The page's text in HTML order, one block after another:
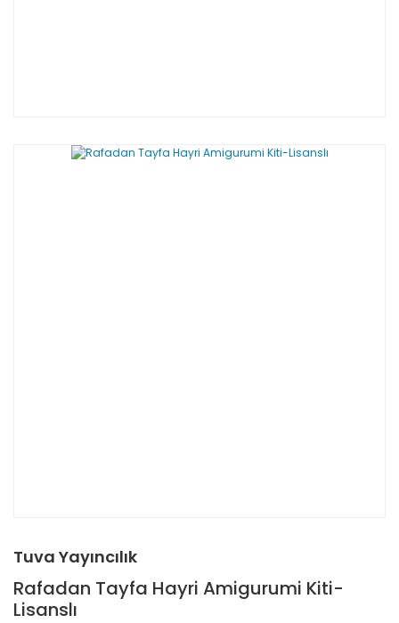
Tuva Yayıncılık
Rafadan Tayfa Hayri Amigurumi Kiti-
Lisanslı